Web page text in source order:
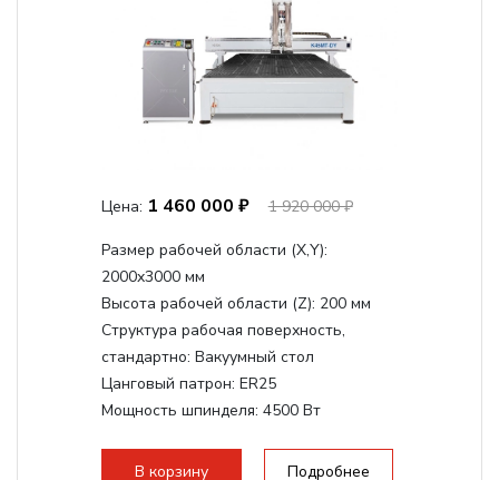
Цена: 1 460 000 ₽ 1 920 000 ₽
Размер рабочей области (Х,Y):
2000x3000 мм
Высота рабочей области (Z): 200 мм
Структура рабочая поверхность,
стандартно: Вакуумный стол
Цанговый патрон: ER25
Мощность шпинделя: 4500 Вт
Мощность инвертора:
10500 Вт
В корзину Подробнее